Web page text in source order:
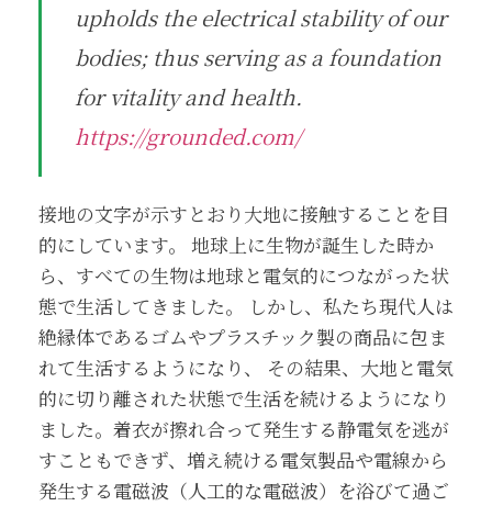
upholds the electrical stability of our
bodies; thus serving as a foundation
for vitality and health.
https://grounded.com/
接地の文字が示すとおり大地に接触することを目
的にしています。 地球上に生物が誕生した時か
ら、すべての生物は地球と電気的につながった状
態で生活してきました。 しかし、私たち現代人は
絶縁体であるゴムやプラスチック製の商品に包ま
れて生活するようになり、 その結果、大地と電気
的に切り離された状態で生活を続けるようになり
ました。着衣が擦れ合って発生する静電気を逃が
すこともできず、増え続ける電気製品や電線から
発生する電磁波（人工的な電磁波）を浴びて過ご